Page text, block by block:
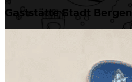
Gaststätte Stadt Bergen